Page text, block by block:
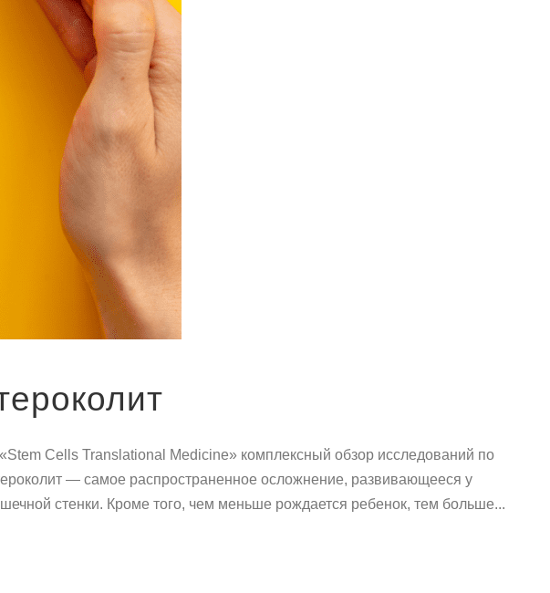
Cells Translational Medicine» комплексный обзор исследований по
— самое распространенное осложнение, развивающееся у
стенки. Кроме того, чем меньше рождается ребенок, тем больше...